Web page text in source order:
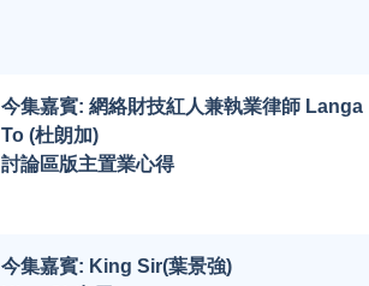
今集嘉賓: 網絡財技紅人兼執業律師 Langa
To (杜朗加)
討論區版主置業心得
今集嘉賓: King Sir(葉景強)